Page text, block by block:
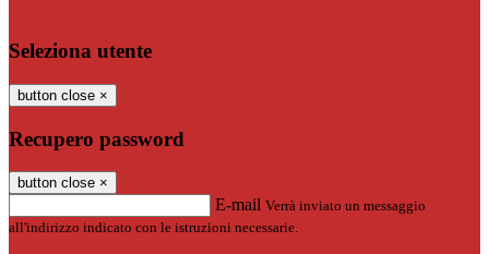
Seleziona utente
button close ×
Recupero password
button close ×
E-mail Verrà inviato un messaggio
all'indirizzo indicato con le istruzioni necessarie.